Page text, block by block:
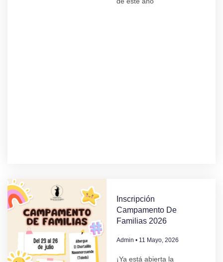
Inscripción
Campamento De
Familias 2026
Admin 11 Mayo, 2026
¡Ya está abierta la